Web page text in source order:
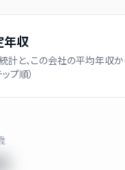
年収
計と、この会社の平均年収
プ順）